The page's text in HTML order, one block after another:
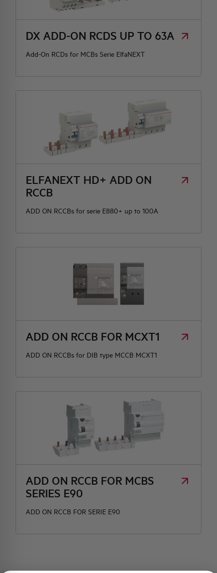
DX ADD-ON RCDS UP TO 63A
Add-On RCDs for MCBs Serie ElfaNEXT
ELFANEXT HD+ ADD ON
RCCB
ADD ON RCCBs for serie E880+ up to 100A
ADD ON RCCB FOR MCXT1
ADD ON RCCBs for DIB type MCCB MCXT1
ADD ON RCCB FOR MCBS
SERIES E90
ADD ON RCCB FOR SERIE E90
ACTIVITIES AND MARKETS